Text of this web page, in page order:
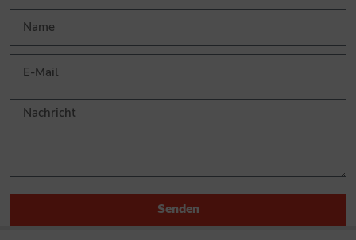
Senden